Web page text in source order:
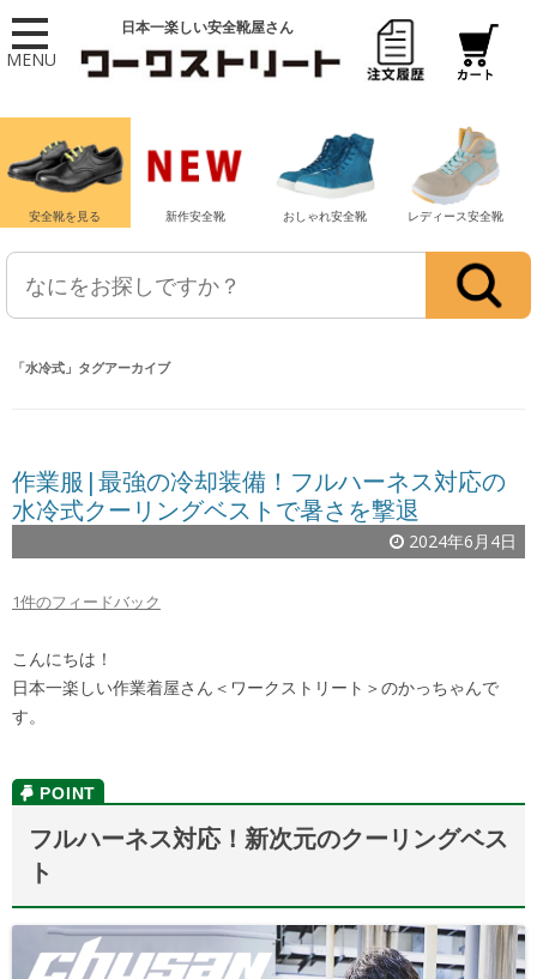
MENU
日本一楽しい安全靴屋さん
安全靴を見る 新作安全靴 おしゃれ安全靴 レディース安全靴
「水冷式 」タグアーカイブ
作業服|最強の冷却装備！フルハーネス対応の
水冷式クーリングベストで暑さを撃退
2024年6月4日
1件のフィードバック
こんにちは！
日本一楽しい作業着屋さん＜ワークストリート＞のかっちゃんで
す。
フルハーネス対応！新次元のクーリングベス
ト